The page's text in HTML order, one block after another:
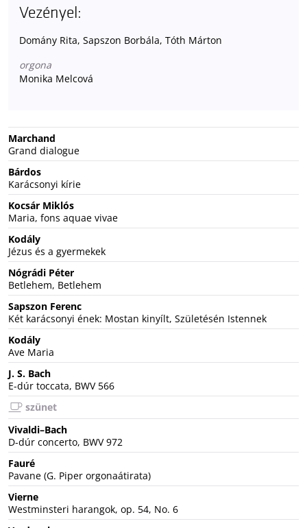
Vezényel:
Domány Rita, Sapszon Borbála, Tóth Márton
orgona
Monika Melcová
Marchand
Grand dialogue
Bárdos
Karácsonyi kírie
Kocsár Miklós
Maria, fons aquae vivae
Kodály
Jézus és a gyermekek
Nógrádi Péter
Betlehem, Betlehem
Sapszon Ferenc
Két karácsonyi ének: Mostan kinyílt, Születésén Istennek
Kodály
Ave Maria
J. S. Bach
E-dúr toccata, BWV 566
szünet
Vivaldi–Bach
D-dúr concerto, BWV 972
Fauré
Pavane (G. Piper orgonaátirata)
Vierne
Westminsteri harangok, op. 54, No. 6